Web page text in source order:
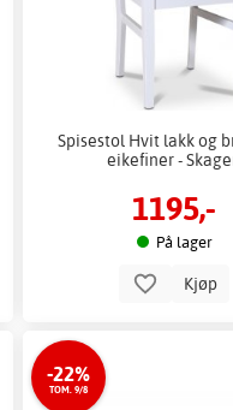
Spisestol Hvit lakk og
eikefiner -
1195,-
På lager
Kjøp
-22%
TOM. 9/8